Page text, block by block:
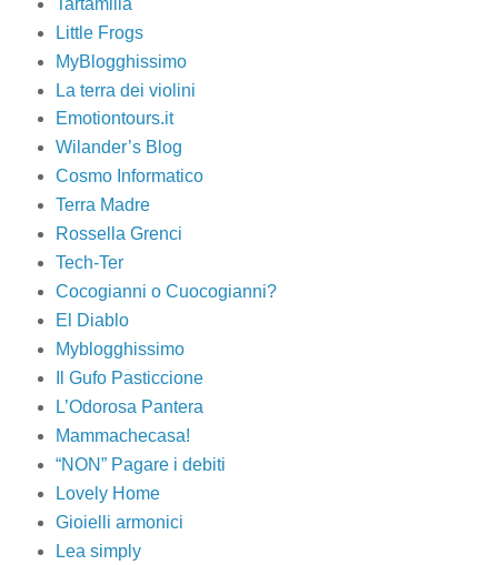
Little Frogs
MyBlogghissimo
La terra dei violini
Emotiontours.it
Wilander’s Blog
Cosmo Informatico
Terra Madre
Rossella Grenci
Tech-Ter
Cocogianni o Cuocogianni?
El Diablo
Myblogghissimo
Il Gufo Pasticcione
L’Odorosa Pantera
Mammachecasa!
“NON” Pagare i debiti
Lovely Home
Gioielli armonici
Lea simply